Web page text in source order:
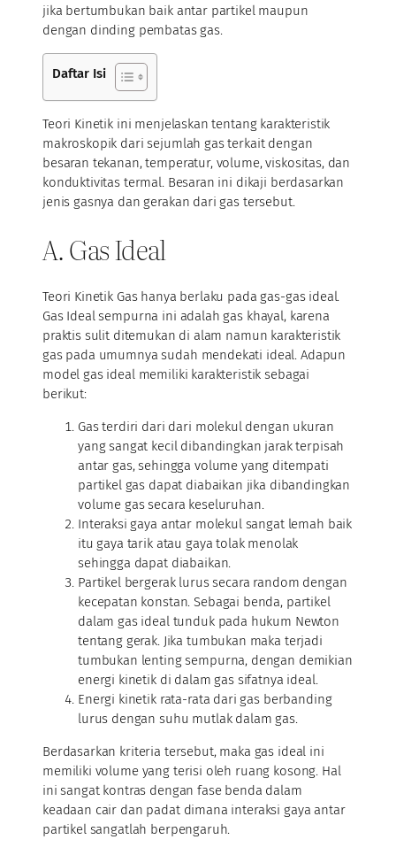
jika bertumbukan baik antar partikel maupun
dengan dinding pembatas gas.
Daftar Isi
Teori Kinetik ini menjelaskan tentang karakteristik
makroskopik dari sejumlah gas terkait dengan
besaran tekanan, temperatur, volume, viskositas, dan
konduktivitas termal. Besaran ini dikaji berdasarkan
jenis gasnya dan gerakan dari gas tersebut.
A. Gas Ideal
Teori Kinetik Gas hanya berlaku pada gas-gas ideal.
Gas Ideal sempurna ini adalah gas khayal, karena
praktis sulit ditemukan di alam namun karakteristik
gas pada umumnya sudah mendekati ideal. Adapun
model gas ideal memiliki karakteristik sebagai
berikut:
Gas terdiri dari dari molekul dengan ukuran
yang sangat kecil dibandingkan jarak terpisah
antar gas, sehingga volume yang ditempati
partikel gas dapat diabaikan jika dibandingkan
volume gas secara keseluruhan.
Interaksi gaya antar molekul sangat lemah baik
itu gaya tarik atau gaya tolak menolak
sehingga dapat diabaikan.
Partikel bergerak lurus secara random dengan
kecepatan konstan. Sebagai benda, partikel
dalam gas ideal tunduk pada hukum Newton
tentang gerak. Jika tumbukan maka terjadi
tumbukan lenting sempurna, dengan demikian
energi kinetik di dalam gas sifatnya ideal.
Energi kinetik rata-rata dari gas berbanding
lurus dengan suhu mutlak dalam gas.
Berdasarkan kriteria tersebut, maka gas ideal ini
memiliki volume yang terisi oleh ruang kosong. Hal
ini sangat kontras dengan fase benda dalam
keadaan cair dan padat dimana interaksi gaya antar
partikel sangatlah berpengaruh.